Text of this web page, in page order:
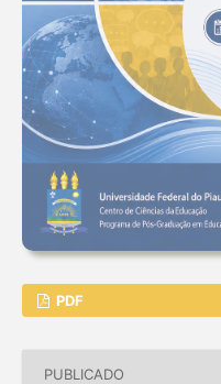
PDF
PUBLICADO